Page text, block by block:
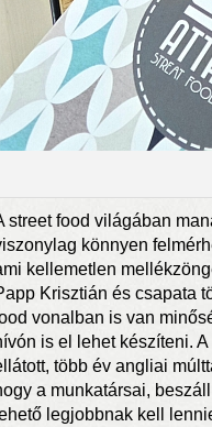
street food világában
könnyen
kellemetlen
Krisztián és csapata
vonalban is van
is el lehet készíteni.
több év angliai
a munkatársai,
legjobbnak kell